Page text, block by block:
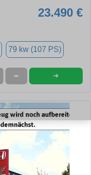
23.490 €
79 kw (107 PS)
➦ ➜